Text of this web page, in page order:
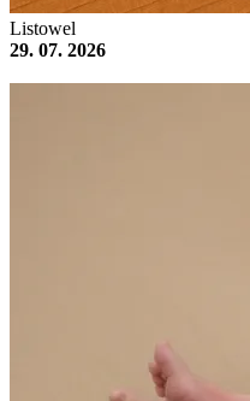
Listowel
29. 07. 2026